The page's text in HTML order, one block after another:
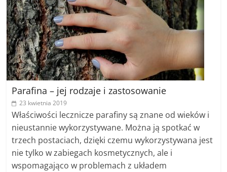
Parafina – jej rodzaje i zastosowanie
23 kwietnia 2019
Właściwości lecznicze parafiny są znane od wieków i
nieustannie wykorzystywane. Można ją spotkać w
trzech postaciach, dzięki czemu wykorzystywana jest
nie tylko w zabiegach kosmetycznych, ale i
wspomagająco w problemach z układem